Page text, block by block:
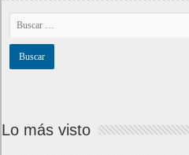
Lo más visto